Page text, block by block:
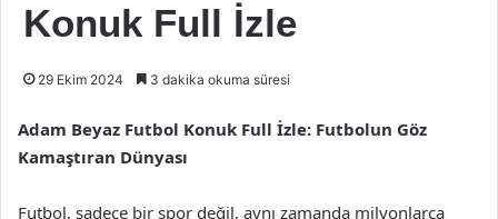
Konuk Full İzle
29 Ekim 2024 3 dakika okuma süresi
Adam Beyaz Futbol Konuk Full İzle: Futbolun Göz
Kamaştıran Dünyası
Futbol, sadece bir spor değil, aynı zamanda milyonlarca